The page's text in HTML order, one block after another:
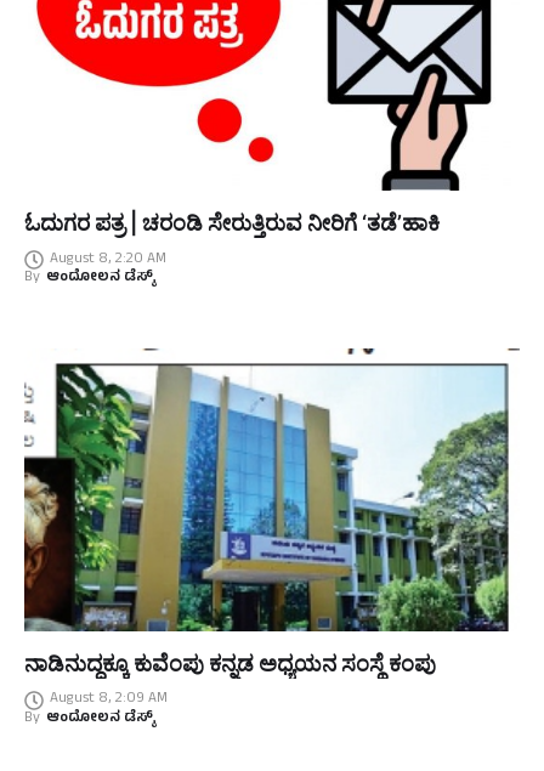
ಓದುಗರ ಪತ್ರ | ಚರಂಡಿ ಸೇರುತ್ತಿರುವ ನೀರಿಗೆ ‘ತಡೆ’ಹಾಕಿ
August 8, 2:20 AM
By ಆಂದೋಲನ ಡೆಸ್ಕ್
ನಾಡಿನುದ್ದಕ್ಕೂ ಕುವೆಂಪು ಕನ್ನಡ ಅಧ್ಯಯನ ಸಂಸ್ಥೆ ಕಂಪು
August 8, 2:09 AM
By ಆಂದೋಲನ ಡೆಸ್ಕ್